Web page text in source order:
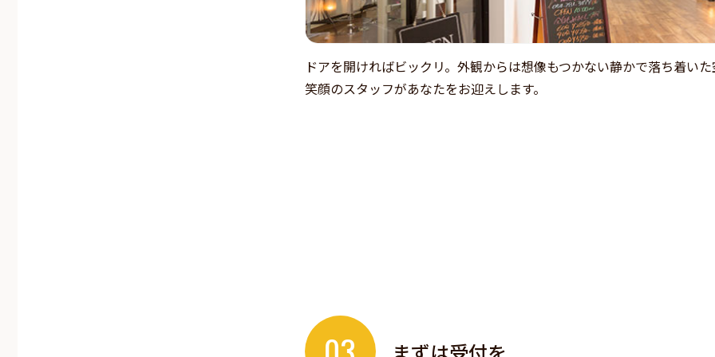
ドアを開ければビックリ。外観からは想像もつかない静かで落ち着い
笑顔のスタッフがあなたをお迎えします。